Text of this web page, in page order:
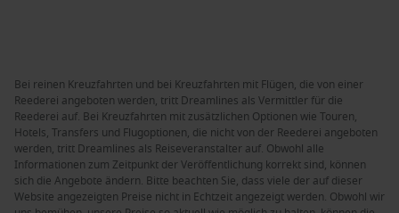
Bei reinen Kreuzfahrten und bei Kreuzfahrten mit Flügen, die von einer
Reederei angeboten werden, tritt Dreamlines als Vermittler für die
Reederei auf. Bei Kreuzfahrten mit zusätzlichen Optionen wie Touren,
Hotels, Transfers und Flugoptionen, die nicht von der Reederei angeboten
werden, tritt Dreamlines als Reiseveranstalter auf. Obwohl alle
Informationen zum Zeitpunkt der Veröffentlichung korrekt sind, können
sich die Angebote ändern. Bitte beachten Sie, dass viele der auf dieser
Website angezeigten Preise nicht in Echtzeit angezeigt werden. Obwohl wir